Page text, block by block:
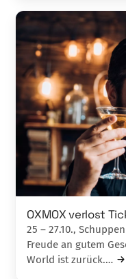
OXMOX verlost
25 – 27.10.,
Freude an gutem
World ist zurück.…